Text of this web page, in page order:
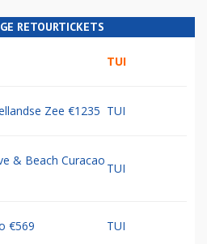
RETOURTICKETS
TUI
Zee €1235 TUI
& Beach Curacao
TUI
€569 TUI